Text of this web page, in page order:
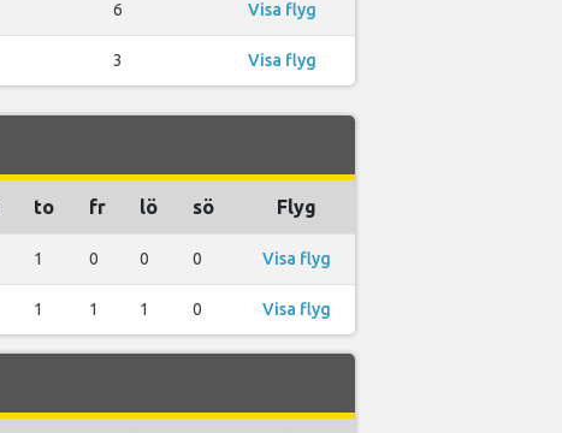
6 Visa flyg
3 Visa flyg
to fr lö sö Flyg
1 0 0 0 Visa flyg
1 1 1 0 Visa flyg